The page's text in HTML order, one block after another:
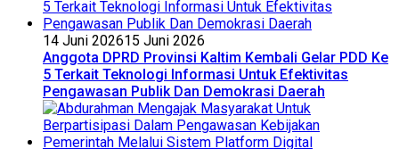
14 Juni 202615 Juni 2026
Anggota DPRD Provinsi Kaltim Kembali Gelar PDD Ke
5 Terkait Teknologi Informasi Untuk Efektivitas
Pengawasan Publik Dan Demokrasi Daerah